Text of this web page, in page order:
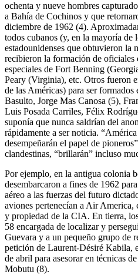
ochenta y nueve hombres
a Bahía de Cochinos y que
diciembre de 1962 (4).
todos cubanos (y, en la mayoría de
estadounidenses que obtuvieron la
recibieron la formación de oficiales
especiales de Fort Benning
Peary (Virginia), etc. Otros fueron
de las Américas) para ser
Basulto, Jorge Mas Canosa (5),
Luis Posada Carriles, Félix
suponía que nunca saldrían del
rápidamente a ser noticia.
desempeñarán el papel de
clandestinas, “brillarán” incluso
Por ejemplo, en la antigua colonia
desembarcaron a fines de 1962
aéreo a las fuerzas del futuro
aviones pertenecían a Air America,
y propiedad de la CIA. En tierra,
58 encargada de localizar y
Guevara y a un pequeño grupo de
petición de Laurent-Désiré Kabila,
de abril para asesorar en técnicas
Mobutu (8).